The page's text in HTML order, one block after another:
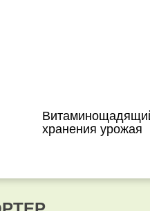
хранения урожая